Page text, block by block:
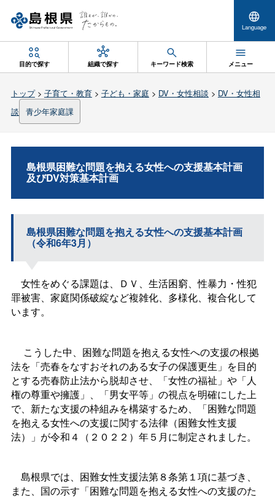
Language
目的で探す 組織で探す キーワード検索 メニュー
トップ> 子育て・教育> 子ども・家庭 > DV・女性相談 > DV・女性相
談
青少年家庭課
島根県困難な問題を抱える女性への支援基本計画
及びDV対策基本計画
島根県困難な問題を抱える女性への支援基本計画
（令和6年3月）
女性をめぐる課題は、ＤＶ、生活困窮、性暴力・性犯
罪被害、家庭関係破綻など複雑化、多様化、複合化して
います。
こうした中、困難な問題を抱える女性への支援の根拠
法を「売春をなすおそれのある女子の保護更生」を目的
とする売春防止法から脱却させ、「女性の福祉」や「人
権の尊重や擁護」、「男女平等」の視点を明確にした上
で、新たな支援の枠組みを構築するため、「困難な問題
を抱える女性への支援に関する法律（困難女性支援
法）」が令和４（２０２２）年５月に制定されました。
島根県では、困難女性支援法第８条第１項に基づき、
また、国の示す「困難な問題を抱える女性への支援のた